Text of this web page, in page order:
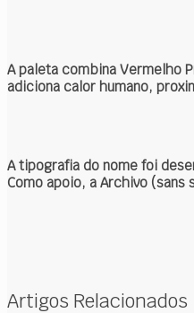
A paleta combina Vermelho
adiciona calor humano,
A tipografia do nome foi
Como apoio, a Archivo
Artigos Relacionados